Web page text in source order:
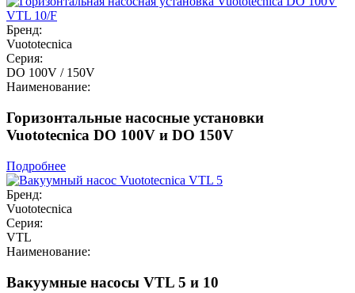
Бренд:
Vuototecnica
Серия:
DO 100V / 150V
Наименование:
Горизонтальные насосные установки
Vuototecnica DO 100V и DO 150V
Подробнее
Бренд:
Vuototecnica
Серия:
VTL
Наименование:
Вакуумные насосы VTL 5 и 10